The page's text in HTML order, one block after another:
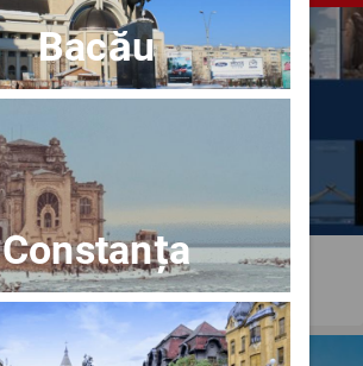
Bacău
Constanța